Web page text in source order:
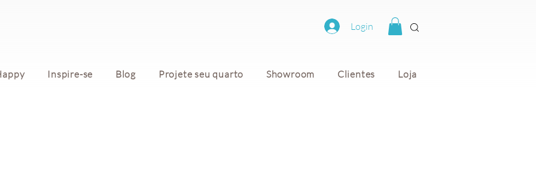
Login
Inspire-se Blog Projete seu quarto Showroom Clientes Loja